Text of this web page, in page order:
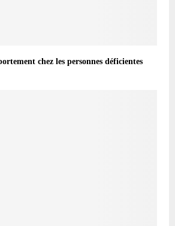
chez les personnes déficientes